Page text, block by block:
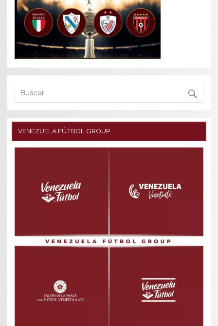
VENEZUELA FÚTBOL GROUP